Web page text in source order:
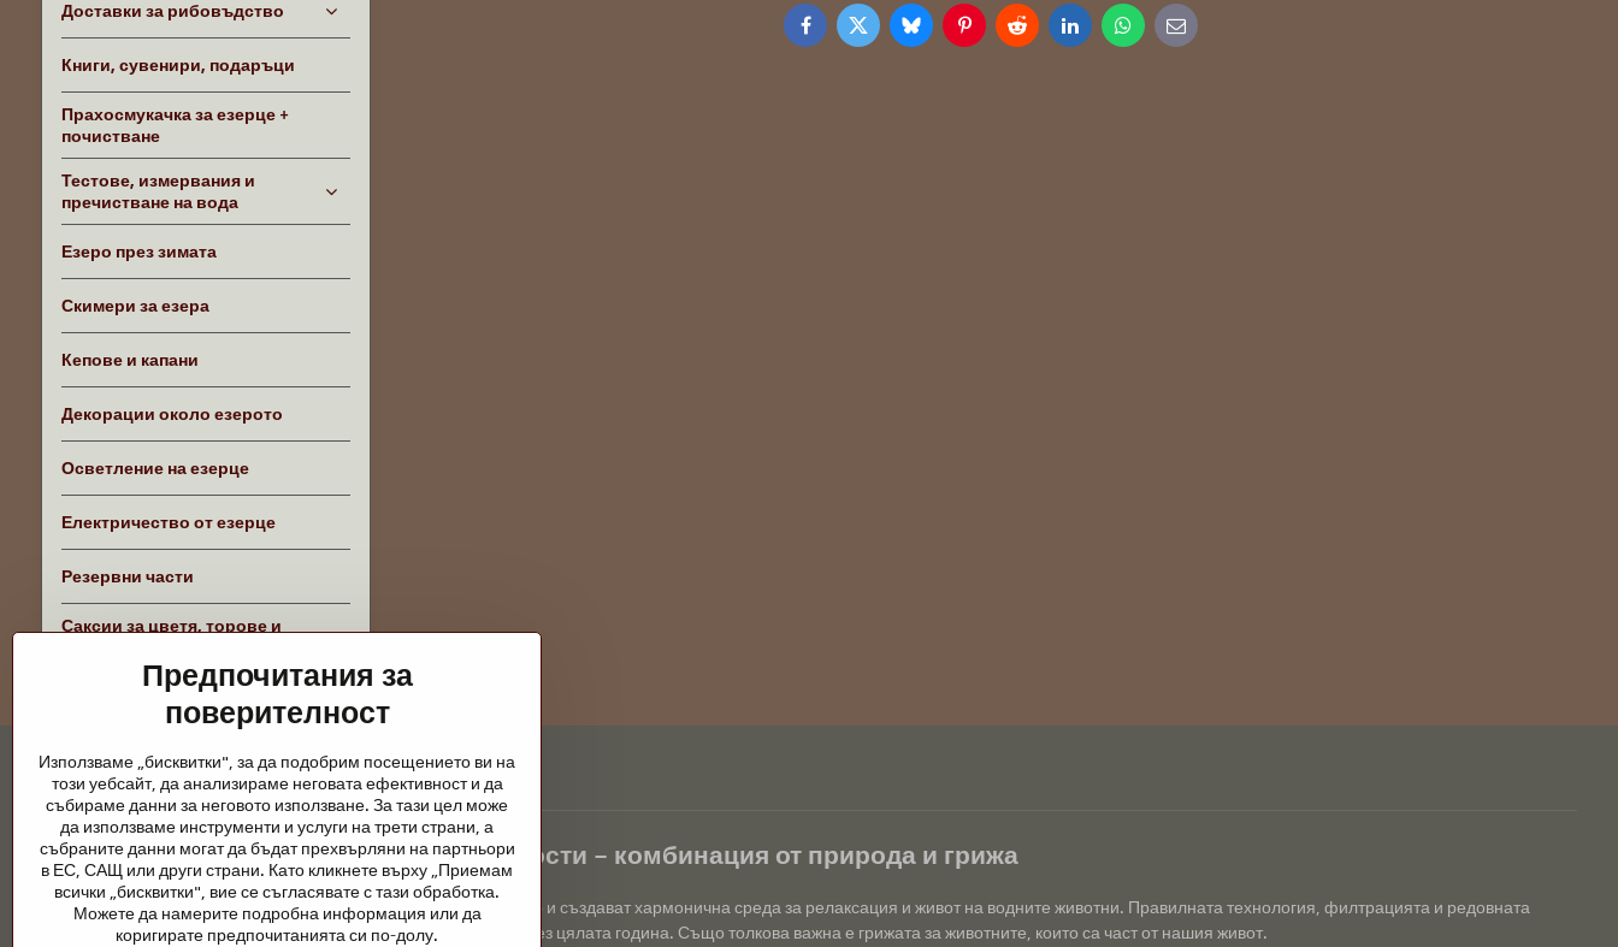
FacebookTwitterBlueskyPinterestRedditLinkedInWhatsApp
E-
mail
Доставки за рибовъдство
Книги, сувенири, подаръци
Прахосмукачка за езерце +
почистване
Тестове, измервания и
пречистване на вода
Езеро през зимата
Скимери за езера
Кепове и капани
Декорации около езерото
Осветление на езерце
Електричество от езерце
Резервни части
Саксии за цветя, торове и
Градински езера и конски принадлежности – комбинация от природа и грижа
Градинските езера са красиво допълнение към всеки екстериор и създават хармонична среда за релаксация и живот на водните животни. Правилната технология, филтрацията и редовната
поддръжка са ключови за чиста вода и здравословно езерце през цялата година. Също толкова важна е грижата за животните, които са част от нашия живот.
Предпочитания за
поверителност
Използваме „бисквитки", за да подобрим посещението ви на
този уебсайт, да анализираме неговата ефективност и да
събираме данни за неговото използване. За тази цел може
да използваме инструменти и услуги на трети страни, а
събраните данни могат да бъдат прехвърляни на партньори
в ЕС, САЩ или други страни. Като кликнете върху „Приемам
всички „бисквитки", вие се съгласявате с тази обработка.
Можете да намерите подробна информация или да
коригирате предпочитанията си по-долу.